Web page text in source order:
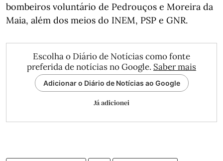
bombeiros voluntário de Pedrouços e Moreira da
Maia, além dos meios do INEM, PSP e GNR.
Escolha o Diário de Notícias como fonte
preferida de notícias no Google. Saber mais
Adicionar o Diário de Notícias ao Google
Já adicionei